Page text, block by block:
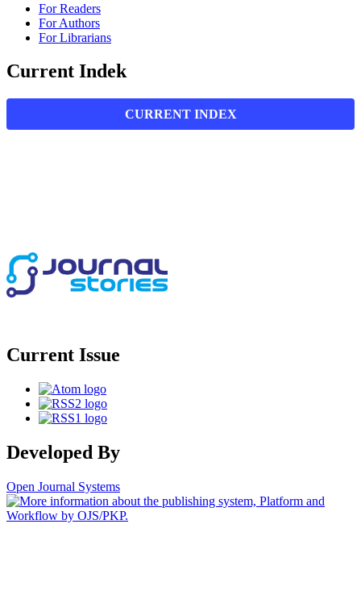
For Readers
For Authors
For Librarians
Current Indek
CURRENT INDEX
Current Issue
Developed By
Open Journal Systems